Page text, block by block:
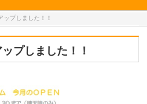
プしました！！
プしました！！